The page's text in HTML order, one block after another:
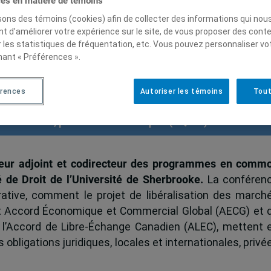
l’intersection du commerce,
contrat
A-1715, pavillon Hubert-Aquin (UQAM)
adjoint et codirecteur des programmes en
Droit de l’Université de Sherbrooke. La
comment le projet de libéralisation des
Économique et Commercial Global (AECG) et
de Libre-Échange Canadien (ALEC), mettent
juridiques, locales et internationales,
des témoins (cookies) afin de collecter des informations qui
d’améliorer votre expérience sur le site, de vous proposer des
les statistiques de fréquentation, etc. Vous pouvez personnaliser
« Préférences ».
Autoriser les témoins